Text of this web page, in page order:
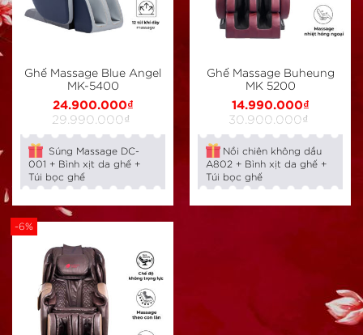
Ghế Massage Blue Angel
MK-5400
29.990.000₫
Giá
gốc
là:
29.990.000₫.
24.900.000₫
Giá
hiện
tại
là:
Súng Massage DC-
001 + Bình xịt da ghế +
Túi bọc ghế
Ghế Massage Buheung
MK 5200
30.900.000₫
Giá
gốc
là:
30.900.000₫.
14.990.000₫
Giá
hiện
tại
là:
Nồi chiên không dầu
A802 + Bình xịt da ghế +
Túi bọc ghế
-6%